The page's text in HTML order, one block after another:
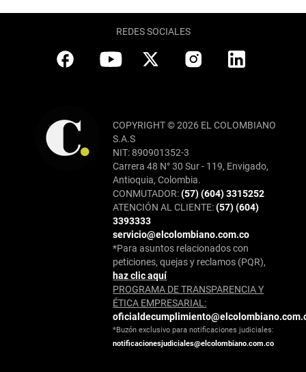
REDES SOCIALES
COPYRIGHT © 2026 EL COLOMBIANO
S.A.S
NIT: 890901352-3
Carrera 48 N° 30 Sur - 119, Envigado,
Antioquia, Colombia.
CONMUTADOR:(57) (604) 3315252
ATENCIÓN AL CLIENTE:(57) (604)
3393333
servicio@elcolombiano.com.co
*Para asuntos relacionados con
peticiones, quejas y reclamos (PQR),
haz clic aquí
PROGRAMA DE TRANSPARENCIA Y
ÉTICA EMPRESARIAL:
*Buzón exclusivo para notificaciones judiciales:
notificacionesjudiciales@elcolombiano.com.co